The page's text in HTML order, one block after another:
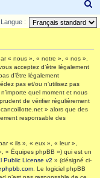
e
Langue :
« nous », « notre », « nos »,
acceptez d’être légalement
d’être légalement
pas et/ou n’utilisez pas
quel moment et nous
de vérifier régulièrement
» alors que des
responsable des
« ils », « eux », « leur »,
« Équipes phpBB ») qui est un
Public License v2 » (désigné ci-
. Le logiciel phpBB